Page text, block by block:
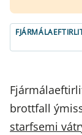
brottfall
starfsemi